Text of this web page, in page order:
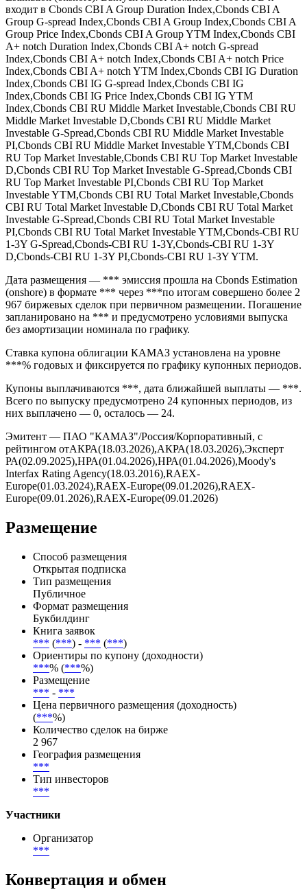
Облигации КАМАЗ серии (ISIN RU000A10EN29, FIGI ) —
КАМАЗ, БО-П22 выпуск компании «ПАО "КАМАЗ"»
объёмом 1 000 000 000,00 RUB в обращении на Cbonds
Estimation (onshore). Выпуск имеет номинал 1 000 RUB и
входит в Cbonds CBI A Group Duration Index,Cbonds CBI A
Group G-spread Index,Cbonds CBI A Group Index,Cbonds CBI A
Group Price Index,Cbonds CBI A Group YTM Index,Cbonds CBI
A+ notch Duration Index,Cbonds CBI A+ notch G-spread
Index,Cbonds CBI A+ notch Index,Cbonds CBI A+ notch Price
Index,Cbonds CBI A+ notch YTM Index,Cbonds CBI IG Duration
Index,Cbonds CBI IG G-spread Index,Cbonds CBI IG
Index,Cbonds CBI IG Price Index,Cbonds CBI IG YTM
Index,Cbonds CBI RU Middle Market Investable,Cbonds CBI RU
Middle Market Investable D,Cbonds CBI RU Middle Market
Investable G-Spread,Cbonds CBI RU Middle Market Investable
PI,Cbonds CBI RU Middle Market Investable YTM,Cbonds CBI
RU Top Market Investable,Cbonds CBI RU Top Market Investable
D,Cbonds CBI RU Top Market Investable G-Spread,Cbonds CBI
RU Top Market Investable PI,Cbonds CBI RU Top Market
Investable YTM,Cbonds CBI RU Total Market Investable,Cbonds
CBI RU Total Market Investable D,Cbonds CBI RU Total Market
PI,Cbonds CBI RU Total Market Investable YTM,Cbonds-CBI RU
1-3Y G-Spread,Cbonds-CBI RU 1-3Y,Cbonds-CBI RU 1-3Y
D,Cbonds-CBI RU 1-3Y PI,Cbonds-CBI RU 1-3Y YTM.
Дата размещения — *** эмиссия прошла на Cbonds Estimation
(onshore) в формате *** через ***по итогам совершено более 2
967 биржевых сделок при первичном размещении. Погашение
запланировано на *** и предусмотрено условиями выпуска
Ставка купона облигации КАМАЗ установлена на уровне
***% годовых и фиксируется по графику купонных периодов.
Купоны выплачиваются ***, дата ближайшей выплаты — ***.
Всего по выпуску предусмотрено 24 купонных периодов, из
них выплачено — 0, осталось — 24.
Эмитент — ПАО "КАМАЗ"/Россия/Корпоративный, с
рейтингом отАКРА(18.03.2026),АКРА(18.03.2026),Эксперт
РА(02.09.2025),НРА(01.04.2026),НРА(01.04.2026),Moody's
Interfax Rating Agency(18.03.2016),RAEX-
Europe(01.03.2024),RAEX-Europe(09.01.2026),RAEX-
Размещение
Способ размещения
Открытая подписка
Тип размещения
Публичное
Формат размещения
Букбилдинг
Книга заявок
***
***) -
Ориентиры по купону (доходности)
***% (***
Размещение
***-
Цена первичного размещения (доходность)
(*** %)
Количество сделок на бирже
2 967
***
***
Организатор